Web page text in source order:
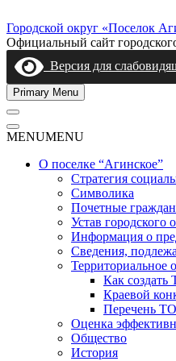
to
content
Городской округ «Поселок
Официальный сайт
Версия для
Primary Menu
MENUMENU
О поселке “Агинское”
Стратегия
Символика
Почетные
Устав городского
Информация о
Сведения,
Территориальное
Как
Краевой
Перечень
Оценка
Общество
История